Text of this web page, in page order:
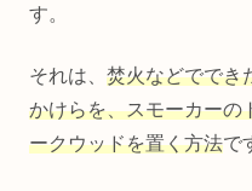
す。
それは、 焚火などででき
かけらを、スモーカーの
ークウッドを置く方法で